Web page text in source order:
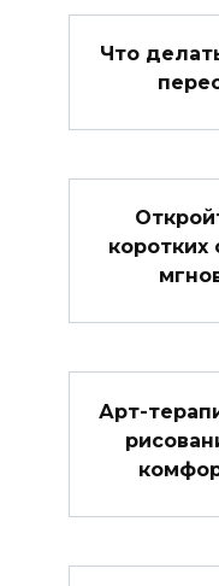
Что
коротких
Арт-